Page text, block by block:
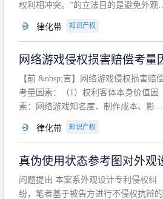
权利相冲突。”的立法目的是避免外观
冲突。基于此，凡是因该外观设计的实
于该款规定的规制范畴。“合法权利”
作狭义解释，一般情况下，只要依法享
有的、在本专利申请日之
律化带 知识产权
网络游戏侵权损害赔偿考量
【前 &nbsp;言】网络游戏侵权损害赔
考量因素：（1）权利客体本身价值因
素：网络游戏知名度、制作成本、影响
利角度因素：被诉侵权游戏销售数量、
人数、活跃人数、市场占用率；（3）
告主观因素：被告的主观恶意、是否明
知或应知、是否有
律化带 知识产权
真伪使用状态参考图对外观
的影响
问题提出 本案系外观设计专利侵权纠
纷，笔者基于被告方进行不侵权抗辩的